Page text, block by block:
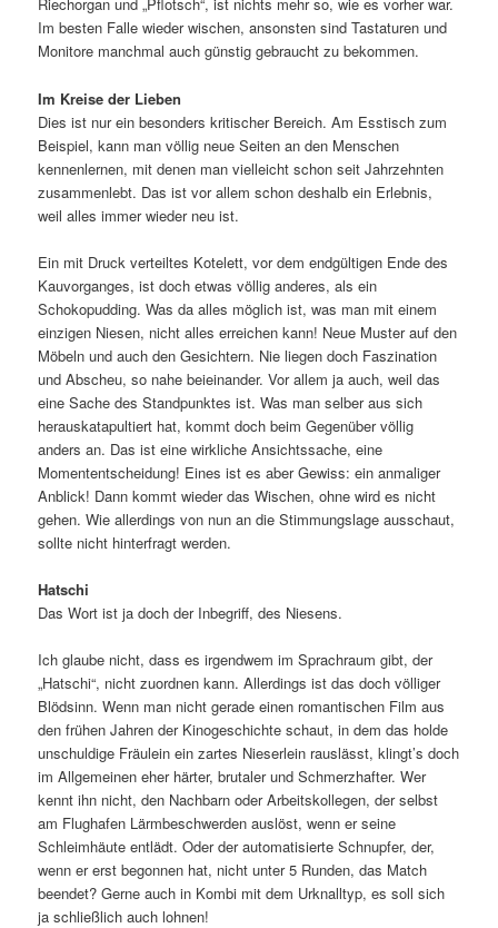
Riechorgan und „Pflotsch“, ist nichts mehr so, wie es vorher war.
Im besten Falle wieder wischen, ansonsten sind Tastaturen und
Monitore manchmal auch günstig gebraucht zu bekommen.
Im Kreise der Lieben
Dies ist nur ein besonders kritischer Bereich. Am Esstisch zum
Beispiel, kann man völlig neue Seiten an den Menschen
kennenlernen, mit denen man vielleicht schon seit Jahrzehnten
zusammenlebt. Das ist vor allem schon deshalb ein Erlebnis,
weil alles immer wieder neu ist.
Ein mit Druck verteiltes Kotelett, vor dem endgültigen Ende des
Kauvorganges, ist doch etwas völlig anderes, als ein
Schokopudding. Was da alles möglich ist, was man mit einem
einzigen Niesen, nicht alles erreichen kann! Neue Muster auf den
Möbeln und auch den Gesichtern. Nie liegen doch Faszination
und Abscheu, so nahe beieinander. Vor allem ja auch, weil das
eine Sache des Standpunktes ist. Was man selber aus sich
herauskatapultiert hat, kommt doch beim Gegenüber völlig
anders an. Das ist eine wirkliche Ansichtssache, eine
Momententscheidung! Eines ist es aber Gewiss: ein anmaliger
Anblick! Dann kommt wieder das Wischen, ohne wird es nicht
gehen. Wie allerdings von nun an die Stimmungslage ausschaut,
sollte nicht hinterfragt werden.
Hatschi
Das Wort ist ja doch der Inbegriff, des Niesens.
Ich glaube nicht, dass es irgendwem im Sprachraum gibt, der
„Hatschi“, nicht zuordnen kann. Allerdings ist das doch völliger
Blödsinn. Wenn man nicht gerade einen romantischen Film aus
den frühen Jahren der Kinogeschichte schaut, in dem das holde
unschuldige Fräulein ein zartes Nieserlein rauslässt, klingt’s doch
im Allgemeinen eher härter, brutaler und Schmerzhafter. Wer
kennt ihn nicht, den Nachbarn oder Arbeitskollegen, der selbst
am Flughafen Lärmbeschwerden auslöst, wenn er seine
Schleimhäute entlädt. Oder der automatisierte Schnupfer, der,
wenn er erst begonnen hat, nicht unter 5 Runden, das Match
beendet? Gerne auch in Kombi mit dem Urknalltyp, es soll sich
ja schließlich auch lohnen!